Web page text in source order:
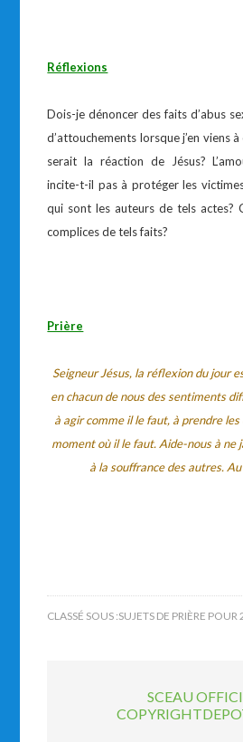
Réflexions
Dois-je dénoncer des faits d’abus
d’attouchements lorsque j’en viens
serait la réaction de Jésus?
incite-t-il pas à protéger les
qui sont les auteurs de tels actes?
complices de tels faits?
Prière
Seigneur Jésus, la réflexion du jour
en chacun de nous des sentiments
à agir comme il le faut, à prendre les
moment où il le faut. Aide-nous à ne
à la souffrance des autres.
CLASSÉ SOUS :SUJETS DE PRIÈRE
SCEAU